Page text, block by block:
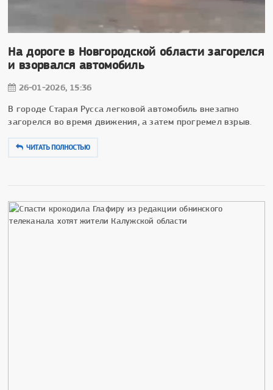
На дороге в Новгородской области загорелся
и взорвался автомобиль
26-01-2026, 15:36
В городе Старая Русса легковой автомобиль внезапно
загорелся во время движения, а затем прогремел взрыв.
ЧИТАТЬ ПОЛНОСТЬЮ